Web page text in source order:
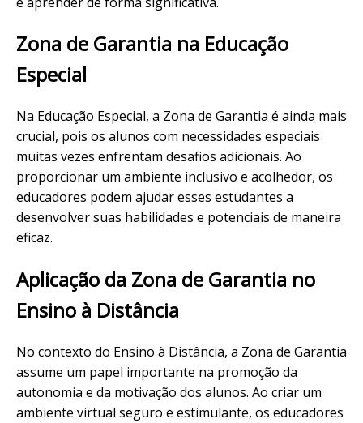
Zona de Garantia na Educação
Especial
Na Educação Especial, a Zona de Garantia é ainda mais
crucial, pois os alunos com necessidades especiais
muitas vezes enfrentam desafios adicionais. Ao
proporcionar um ambiente inclusivo e acolhedor, os
educadores podem ajudar esses estudantes a
desenvolver suas habilidades e potenciais de maneira
eficaz.
Aplicação da Zona de Garantia no
Ensino à Distância
No contexto do Ensino à Distância, a Zona de Garantia
assume um papel importante na promoção da
autonomia e da motivação dos alunos. Ao criar um
ambiente virtual seguro e estimulante, os educadores